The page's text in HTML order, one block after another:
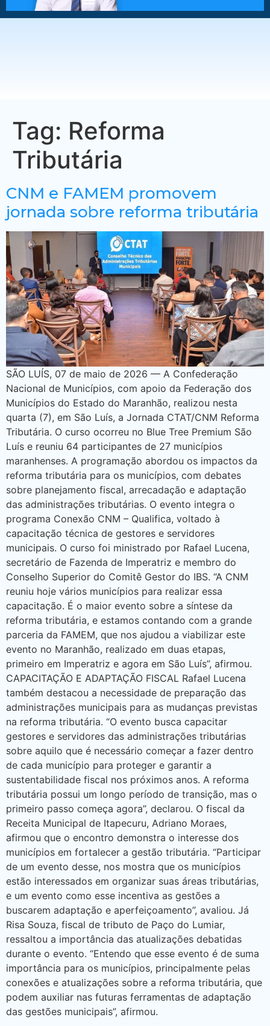
Tag: Reforma
Tributária
CNM e FAMEM promovem
jornada sobre reforma tributária
SÃO LUÍS, 07 de maio de 2026 — A Confederação
Nacional de Municípios, com apoio da Federação dos
Municípios do Estado do Maranhão, realizou nesta
quarta (7), em São Luís, a Jornada CTAT/CNM Reforma
Tributária. O curso ocorreu no Blue Tree Premium São
Luís e reuniu 64 participantes de 27 municípios
maranhenses. A programação abordou os impactos da
reforma tributária para os municípios, com debates
sobre planejamento fiscal, arrecadação e adaptação
das administrações tributárias. O evento integra o
programa Conexão CNM – Qualifica, voltado à
capacitação técnica de gestores e servidores
municipais. O curso foi ministrado por Rafael Lucena,
secretário de Fazenda de Imperatriz e membro do
Conselho Superior do Comitê Gestor do IBS. “A CNM
reuniu hoje vários municípios para realizar essa
capacitação. É o maior evento sobre a síntese da
reforma tributária, e estamos contando com a grande
parceria da FAMEM, que nos ajudou a viabilizar este
evento no Maranhão, realizado em duas etapas,
primeiro em Imperatriz e agora em São Luís”, afirmou.
CAPACITAÇÃO E ADAPTAÇÃO FISCAL Rafael Lucena
também destacou a necessidade de preparação das
administrações municipais para as mudanças previstas
na reforma tributária. “O evento busca capacitar
gestores e servidores das administrações tributárias
sobre aquilo que é necessário começar a fazer dentro
de cada município para proteger e garantir a
sustentabilidade fiscal nos próximos anos. A reforma
tributária possui um longo período de transição, mas o
primeiro passo começa agora”, declarou. O fiscal da
Receita Municipal de Itapecuru, Adriano Moraes,
afirmou que o encontro demonstra o interesse dos
municípios em fortalecer a gestão tributária. “Participar
de um evento desse, nos mostra que os municípios
estão interessados em organizar suas áreas tributárias,
e um evento como esse incentiva as gestões a
buscarem adaptação e aperfeiçoamento”, avaliou. Já
Risa Souza, fiscal de tributo de Paço do Lumiar,
ressaltou a importância das atualizações debatidas
durante o evento. “Entendo que esse evento é de suma
importância para os municípios, principalmente pelas
conexões e atualizações sobre a reforma tributária, que
podem auxiliar nas futuras ferramentas de adaptação
das gestões municipais”, afirmou.